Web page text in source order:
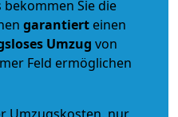
Sie die
garantiert einen
Umzug von
Feld ermöglichen